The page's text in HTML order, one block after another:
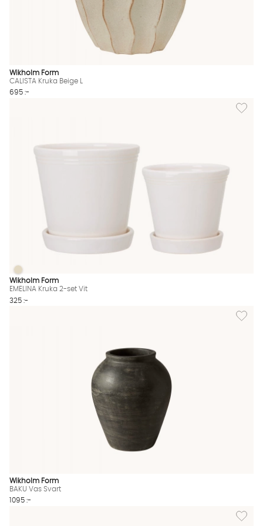
Wikholm Form
CALISTA Kruka Beige L
695 :-
Lägg
EMELINA Kruka 2-set Vit Finns även i dessa färger:
EMELINA Kruka 2-set Vit
Wikholm Form
EMELINA Kruka 2-set Vit
325 :-
Lägg
Wikholm Form
BAKU Vas Svart
1095 :-
Lägg